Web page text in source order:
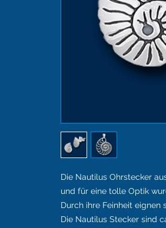
Die Nautilus Ohrstecker
und für eine tolle Optik
Durch ihre Feinheit eignen
Die Nautilus Stecker sind